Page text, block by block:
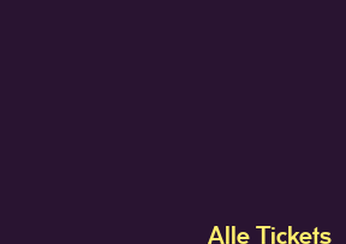
Alle Tickets